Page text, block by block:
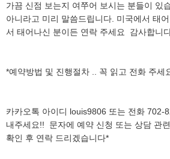
가끔 신점 보는지 여쭈어 보시는 분들이 있
아니라고 미리 말씀드립니다. 미국에서 태
서 태어나신 분이든 연락 주세요 감사합니
*예약방법 및 진행절차 .. 꼭 읽고 전화 주세
카카오톡 아이디 louis9806 또는 전화 702-
내주세요!! 문자에 예약 신청 또는 상담 관
확인 후 연락 드리겠습니다*